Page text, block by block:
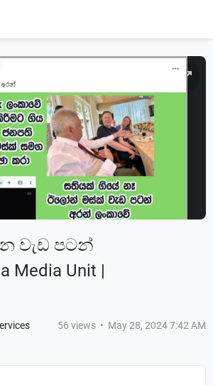
වැඩ පටන්
Media Unit |
56 views • May 28, 2024 7:42 AM